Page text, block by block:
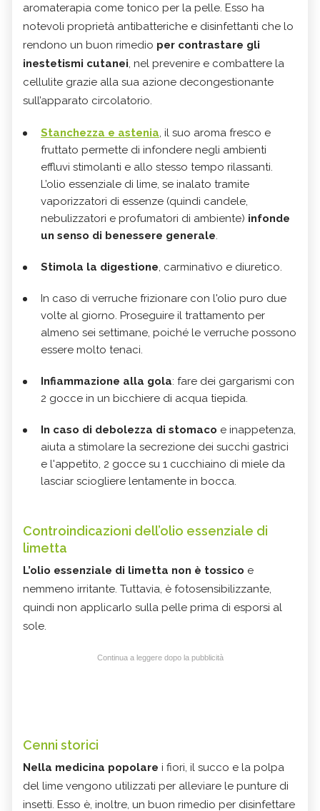
aromaterapia come tonico per la pelle. Esso ha
notevoli proprietà antibatteriche e disinfettanti che lo
rendono un buon rimedio per contrastare gli
inestetismi cutanei, nel prevenire e combattere la
cellulite grazie alla sua azione decongestionante
sull’apparato circolatorio.
Stanchezza e astenia, il suo aroma fresco e
fruttato permette di infondere negli ambienti
effluvi stimolanti e allo stesso tempo rilassanti.
L’olio essenziale di lime, se inalato tramite
vaporizzatori di essenze (quindi candele,
nebulizzatori e profumatori di ambiente) infonde
un senso di benessere generale.
Stimola la digestione, carminativo e diuretico.
In caso di verruche frizionare con l'olio puro due
volte al giorno. Proseguire il trattamento per
almeno sei settimane, poiché le verruche possono
essere molto tenaci.
Infiammazione alla gola: fare dei gargarismi con
2 gocce in un bicchiere di acqua tiepida.
In caso di debolezza di stomaco e inappetenza,
aiuta a stimolare la secrezione dei succhi gastrici
e l'appetito, 2 gocce su 1 cucchiaino di miele da
lasciar sciogliere lentamente in bocca.
Controindicazioni dell’olio essenziale di
limetta
L’olio essenziale di limetta non è tossico e
nemmeno irritante. Tuttavia, è fotosensibilizzante,
quindi non applicarlo sulla pelle prima di esporsi al
sole.
Continua a leggere dopo la pubblicità
Cenni storici
Nella medicina popolare i fiori, il succo e la polpa
del lime vengono utilizzati per alleviare le punture di
insetti. Esso è, inoltre, un buon rimedio per disinfettare